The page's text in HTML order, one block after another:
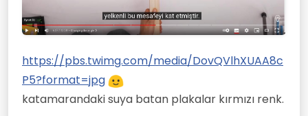
https://pbs.twimg.com/media/DovQVlhXUAA8c
P5?format=jpg
katamarandaki suya batan plakalar kırmızı renk.